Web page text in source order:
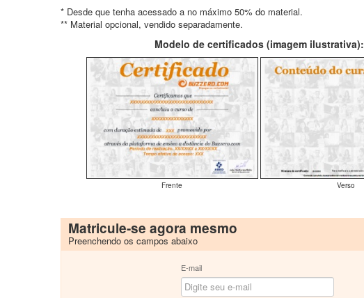
* Desde que tenha acessado a no máximo 50% do material.
** Material opcional, vendido separadamente.
Modelo de certificados (imagem ilustrativa):
Frente Verso
Matricule-se agora mesmo
Preenchendo os campos abaixo
E-mail